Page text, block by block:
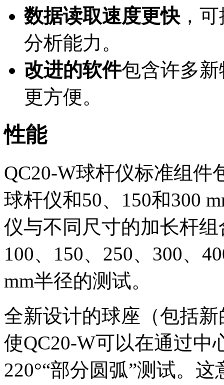
数据读取速度更快 ，
分析能力。
改进的软件包含许多
更方便。
性能
QC20-W球杆仪标准组件
球杆仪和50、150和300
仪与不同尺寸的加长杆
100、150、250、300、
mm半径的测试。
全新设计的球座（包括
使QC20-W可以在通过中
220°“部分圆弧”测试。